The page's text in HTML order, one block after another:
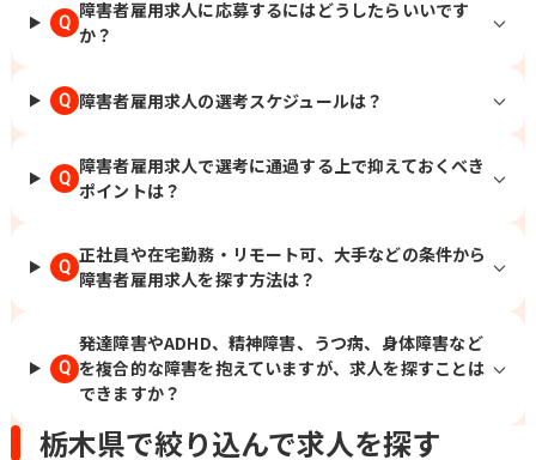
Q
障害者雇用求人に応募するにはどうしたらいいです
か？
Q 障害者雇用求人の選考スケジュールは？
Q
障害者雇用求人で選考に通過する上で抑えておくべき
ポイントは？
Q
正社員や在宅勤務・リモート可、大手などの条件から
障害者雇用求人を探す方法は？
Q
発達障害やADHD、精神障害、うつ病、身体障害など
を複合的な障害を抱えていますが、求人を探すことは
できますか？
栃木県で絞り込んで求人を探す